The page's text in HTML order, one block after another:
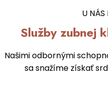
U NÁS
Služby zubnej
Našimi odbornými
sa snažíme získať